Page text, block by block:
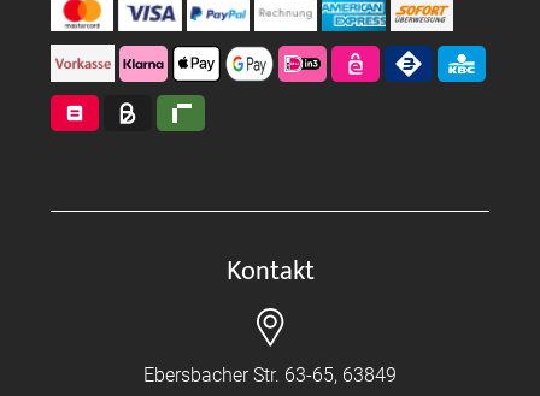
Kontakt
Ebersbacher Str. 63-65, 63849